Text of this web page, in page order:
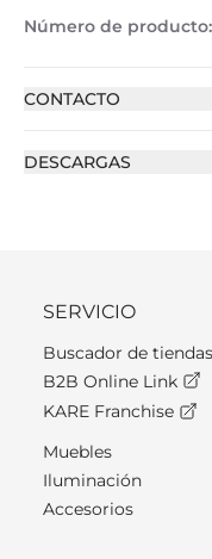
Número de producto:
CONTACTO
DESCARGAS
SERVICIO
Buscador de tiendas
B2B Online Link
KARE Franchise
Muebles
Iluminación
Accesorios